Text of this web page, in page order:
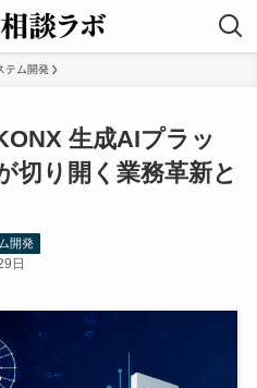
テム開発
生成AIプラッ
切り開く業務革新と
開発
日